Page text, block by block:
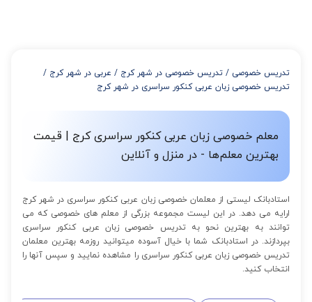
از 12 تا 15 جلسه: 7% تخفیف
از 16 تا 100 جلسه: 9% تخفیف
تدریس خصوصی / تدریس خصوصی در شهر کرج / عربی در شهر کرج /
تدریس خصوصی زبان عربی کنکور سراسری در شهر کرج
معلم خصوصی زبان عربی کنکور سراسری کرج | قیمت
بهترین معلم‌ها - در منزل و آنلاین
استادبانک لیستی از معلمان خصوصی زبان عربی کنکور سراسری در شهر کرج
ارایه می دهد. در این لیست مجموعه بزرگی از معلم های خصوصی که می
توانند به بهترین نحو به تدریس خصوصی زبان عربی کنکور سراسری
بپردازند. در استادبانک شما با خیال آسوده میتوانید روزمه بهترین معلمان
تدریس خصوصی زبان عربی کنکور سراسری را مشاهده نمایید و سپس آنها را
انتخاب کنید.